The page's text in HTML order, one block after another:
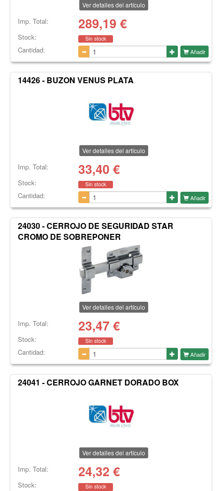
Ver detalles del artículo
Imp. Total: 289,19 €
Stock: Sin stock
Cantidad: Añadir
14426 - BUZON VENUS PLATA
Ver detalles del artículo
Imp. Total: 33,40 €
Stock: Sin stock
Cantidad: Añadir
24030 - CERROJO DE SEGURIDAD STAR
CROMO DE SOBREPONER
Ver detalles del artículo
Imp. Total: 23,47€
Stock: Sin stock
Cantidad: Añadir
24041 - CERROJO GARNET DORADO BOX
Ver detalles del artículo
Imp. Total: 24,32 €
Stock: Sin stock